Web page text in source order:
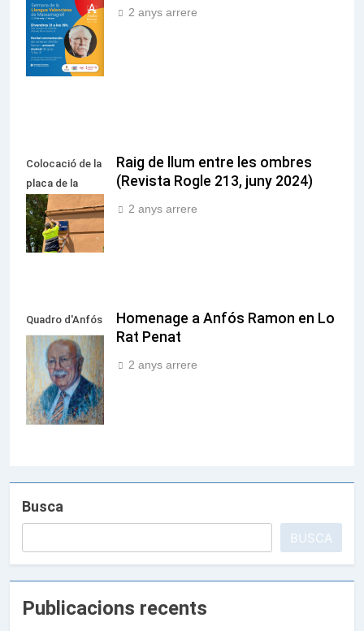
del centenari
d'Anfós Ramon
en
Massamagrell
2 anys arrere
Colocació de la
placa de la
Plaça d'Anfós
Ramon i Garcia
Raig de llum entre les ombres
(Revista Rogle 213, juny 2024)
2 anys arrere
Quadro d'Anfós
Ramon i Garcia
pintat per José
Antonio Espinar
Homenage a Anfós Ramon en Lo
Rat Penat
2 anys arrere
Busca
BUSCA
Publicacions recents